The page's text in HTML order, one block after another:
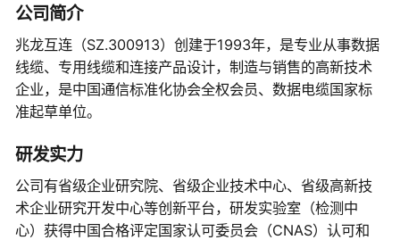
公司简介
兆龙互连（SZ.300913）创建于1993年，是专业从事数据
线缆、专用线缆和连接产品设计，制造与销售的高新技术
企业，是中国通信标准化协会全权会员、数据电缆国家标
准起草单位。
研发实力
公司有省级企业研究院、省级企业技术中心、省级高新技
术企业研究开发中心等创新平台，研发实验室（检测中
心）获得中国合格评定国家认可委员会（CNAS）认可和